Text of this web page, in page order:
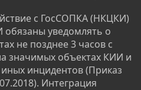
с ГосСОПКА (НКЦКИ)
уведомлять о
не позднее 3 часов с
значимых объектах КИИ и
инцидентов (Приказ
Интеграция